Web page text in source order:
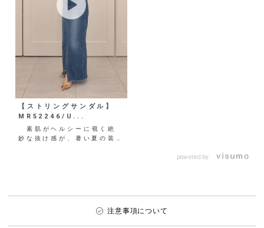
【ストリングサンダル】
MR52246/U...
素肌がヘルシーに覗く絶
妙な抜け感が、暑い夏の装い
powered by
注意事項について